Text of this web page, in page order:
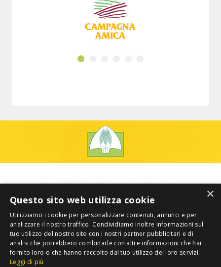
×
Questo sito web utilizza cookie
Utilizziamo i cookie per personalizzare contenuti, annunci e per
analizzare il nostro traffico. Condividiamo inoltre informazioni sul
tuo utilizzo del nostro sito con i nostri partner pubblicitari e di
analisi che potrebbero combinarle con altre informazioni che hai
fornito loro o che hanno raccolto dal tuo utilizzo dei loro servizi.
Leggi di più